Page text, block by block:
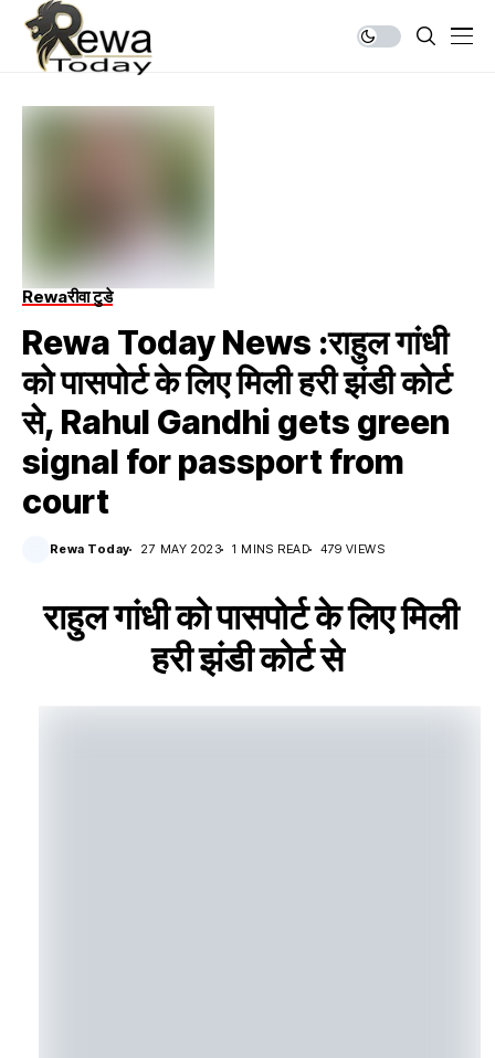
Rewaरीवा टुडे
Rewa Today News :राहुल गांधी
को पासपोर्ट के लिए मिली हरी झंडी कोर्ट
से, Rahul Gandhi gets green
signal for passport from
court
Rewa Today 27 MAY 2023 1 MINS READ 479 VIEWS
राहुल गांधी को पासपोर्ट के लिए मिली
हरी झंडी कोर्ट से